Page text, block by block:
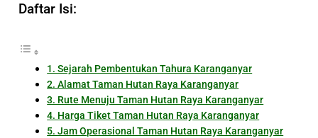
Daftar Isi:
1. Sejarah Pembentukan Tahura Karanganyar
2. Alamat Taman Hutan Raya Karanganyar
3. Rute Menuju Taman Hutan Raya Karanganyar
4. Harga Tiket Taman Hutan Raya Karanganyar
5. Jam Operasional Taman Hutan Raya Karanganyar